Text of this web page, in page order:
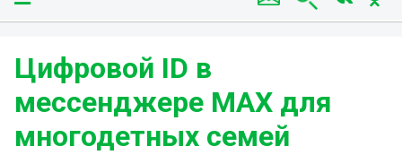
Цифровой ID в
мессенджере МАХ для
многодетных семей